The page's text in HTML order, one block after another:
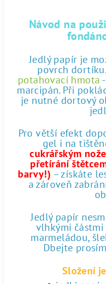
Návod na
Jedlý papír je
povrch
potahovací hmota
marcipán. Při
je nutné dortový
Pro větší efekt
gel i na
cukrářským
přetírání
barvy!) – získáte
a zároveň
Jedlý papír
vlhkými částmi
marmeládou,
Dbejte
Složení